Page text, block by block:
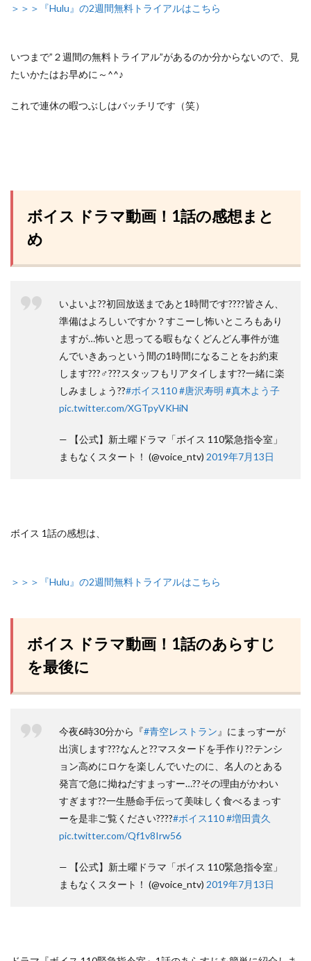
＞＞＞『Hulu』の2週間無料トライアルはこちら
いつまで”２週間の無料トライアル”があるのか分からないので、
見
たいかたはお早めに～^^♪
これで連休の暇つぶしはバッチリです（笑）
ボイス ドラマ動画！1話の感想まと
め
いよいよ??初回放送まであと1時間です????皆さん、
準備はよろしいですか？すこーし怖いところもあり
ますが…怖いと思ってる暇もなくどんどん事件が進
んでいきあっという間の1時間になることをお約束
します???♂???スタッフもリアタイします??一緒に楽
しみましょう??#ボイス110#唐沢寿明 #真木よう子
pic.twitter.com/XGTpyVKHiN
— 【公式】新土曜ドラマ「ボイス 110緊急指令室」
まもなくスタート！ (@voice_ntv) 2019年7月13日
ボイス 1話の感想は、
＞＞＞『Hulu』の2週間無料トライアルはこちら
ボイス ドラマ動画！1話のあらすじ
を最後に
今夜6時30分から『#青空レストラン 』にまっすーが
出演します???なんと??マスタードを手作り??テンシ
ョン高めにロケを楽しんでいたのに、名人のとある
発言で急に拗ねだすまっすー…??その理由がかわい
すぎます??一生懸命手伝って美味しく食べるまっす
ーを是非ご覧ください????#ボイス110#増田貴久
pic.twitter.com/Qf1v8Irw56
— 【公式】新土曜ドラマ「ボイス 110緊急指令室」
まもなくスタート！ (@voice_ntv) 2019年7月13日